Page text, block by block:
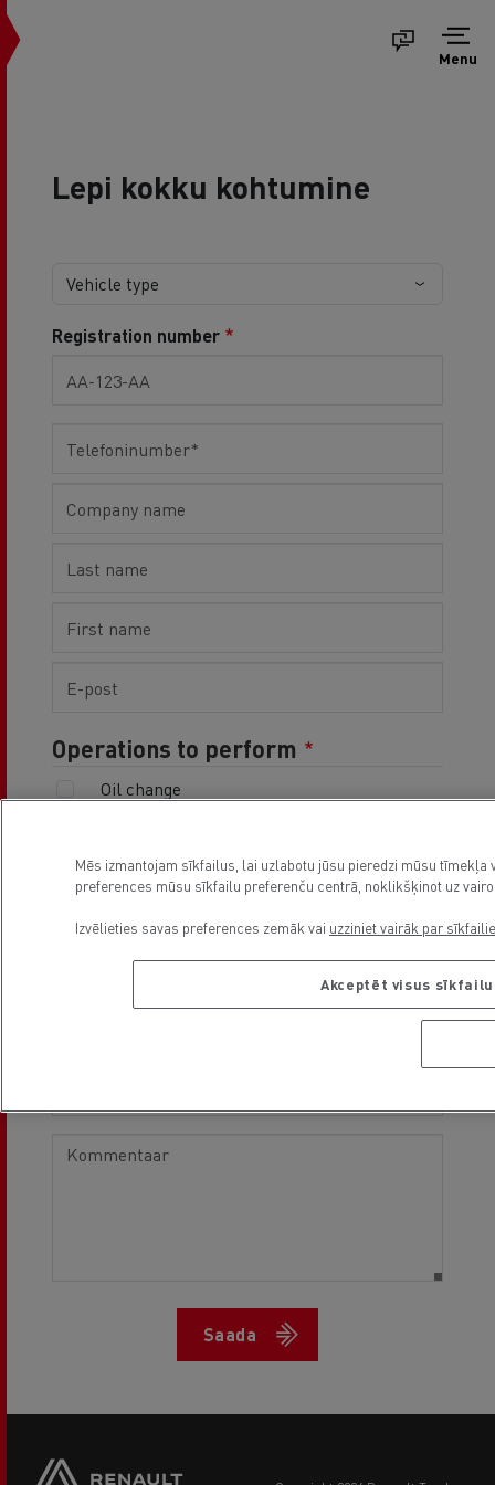
Menu
Lepi kokku kohtumine
Registration number
Operations to perform
Oil change
Breakdown / Warning light on
Saada
Mēs izmantojam sīkfailus, lai uzlabotu jūsu pieredzi mūsu
preferences mūsu sīkfailu preferenču centrā, noklikšķinot uz
Izvēlieties savas preferences zemāk vai uzziniet vairāk par
Akceptēt visus